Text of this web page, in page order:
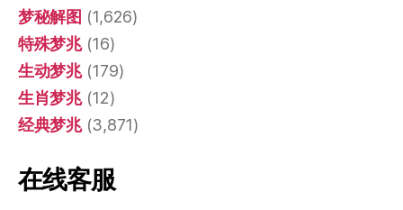
梦秘解图 (1,626)
特殊梦兆(16)
生动梦兆(179)
生肖梦兆(12)
经典梦兆(3,871)
在线客服